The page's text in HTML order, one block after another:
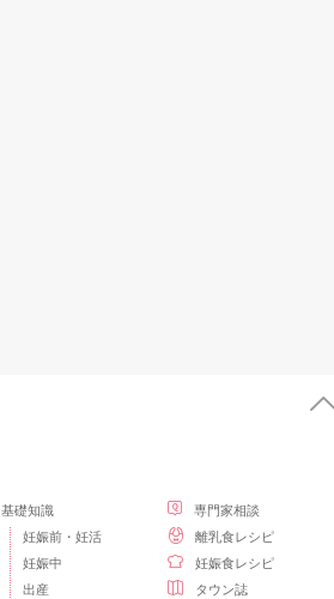
基礎知識
妊娠前・妊活
妊娠中
出産
専門家相談
離乳食レシピ
妊娠食レシピ
タウン誌